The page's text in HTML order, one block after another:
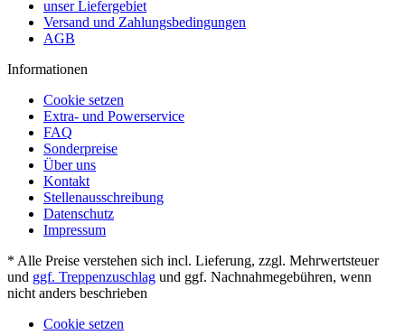
unser Liefergebiet
Versand und Zahlungsbedingungen
AGB
Informationen
Cookie setzen
Extra- und Powerservice
FAQ
Sonderpreise
Über uns
Kontakt
Stellenausschreibung
Datenschutz
Impressum
* Alle Preise verstehen sich incl. Lieferung, zzgl. Mehrwertsteuer
und ggf. Treppenzuschlag und ggf. Nachnahmegebühren, wenn
nicht anders beschrieben
Cookie setzen